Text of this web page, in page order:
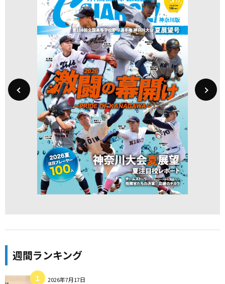
週間ランキング
2026年7月17日